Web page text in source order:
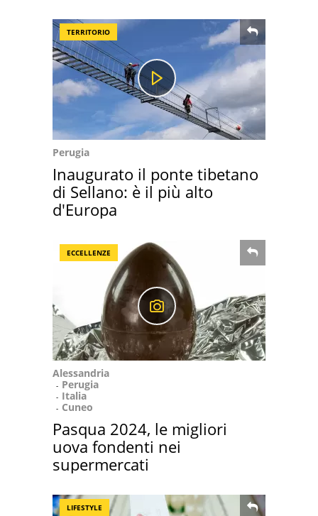
TERRITORIO
Perugia
Inaugurato il ponte tibetano
di Sellano: è il più alto
d'Europa
ECCELLENZE
Alessandria
Perugia
Italia
Cuneo
Pasqua 2024, le migliori
uova fondenti nei
supermercati
LIFESTYLE